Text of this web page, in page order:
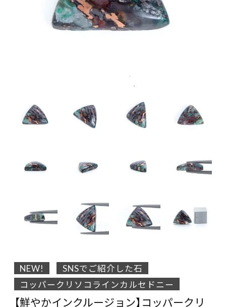
NEW!
SNSでご紹介した石
コッパークリソコラインカルセドニー
【鮮やかインクルージョン】コッパークリ